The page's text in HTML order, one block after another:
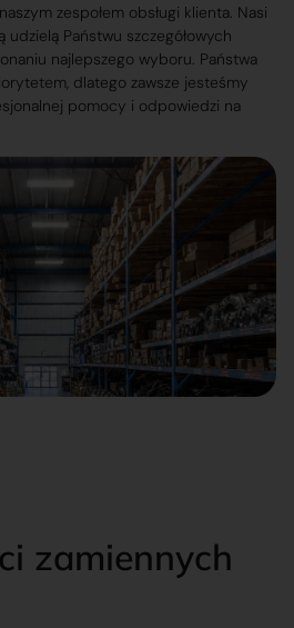
zespołem obsługi klienta. Nasi
Państwu szczegółowych
najlepszego wyboru. Państwa
dlatego zawsze jesteśmy
pomocy i odpowiedzi na
zamiennych